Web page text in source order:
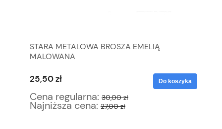
STARA METALOWA BROSZA EMELIĄ
MALOWANA
25,50 zł
Cena regularna: 30,00 zł
Najniższa cena: 27,00 zł
Do koszyka